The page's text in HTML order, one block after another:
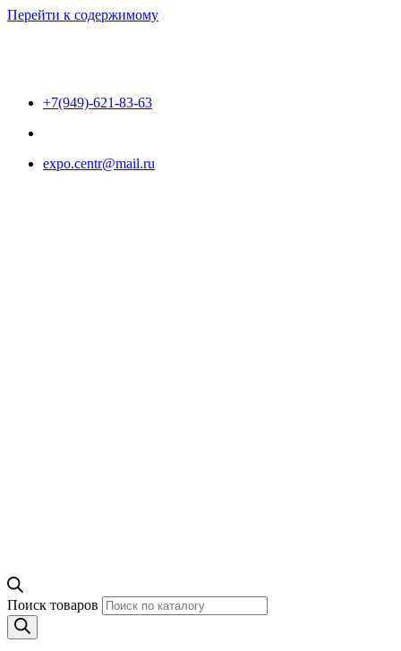
Перейти к содержимому
+7(949)-621-83-63
expo.centr@mail.ru
Поиск товаров